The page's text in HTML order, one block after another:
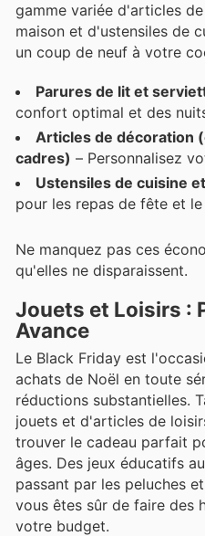
gamme variée d'articles
maison et d'ustensiles de
un coup de neuf à votre
Parures de lit et
confort optimal et des
Articles de décoration
cadres) – Personnalisez
Ustensiles de cuisine
pour les repas de fête et
Ne manquez pas ces
qu'elles ne disparaissent.
Jouets et Loisirs :
Avance
Le Black Friday est
achats de Noël en toute
réductions substantielles.
jouets et d'articles de
trouver le cadeau parfait
âges. Des jeux éducatifs
passant par les peluches
vous êtes sûr de faire des
votre budget.